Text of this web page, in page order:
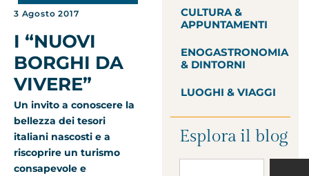
3 Agosto 2017
I “NUOVI
BORGHI DA
VIVERE”
Un invito a conoscere la
bellezza dei tesori
italiani nascosti e a
riscoprire un turismo
consapevole e
CULTURA &
APPUNTAMENTI
ENOGASTRONOMIA
& DINTORNI
LUOGHI & VIAGGI
Esplora il blog